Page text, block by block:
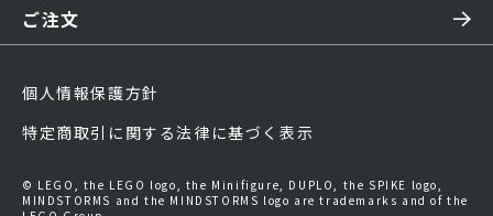
ご注文
個人情報保護方針
特定商取引に関する法律に基づく表示
© LEGO, the LEGO logo, the Minifigure, DUPLO, the SPIKE logo,
MINDSTORMS and the MINDSTORMS logo are trademarks and of the